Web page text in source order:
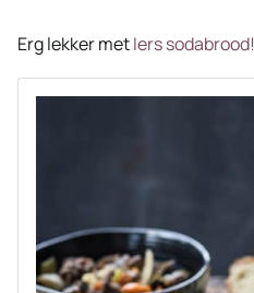
Erg lekker metIers sodabrood!